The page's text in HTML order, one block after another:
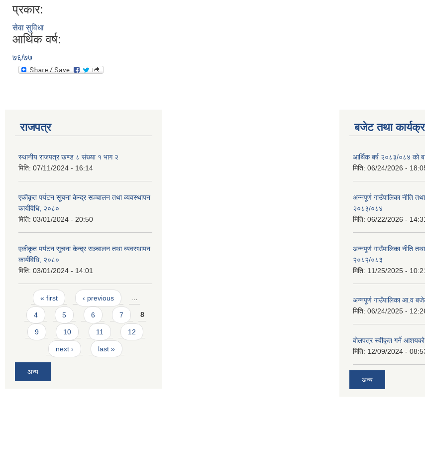
प्रकार:
सेवा सुविधा
आर्थिक वर्ष:
७६/७७
राजपत्र
स्थानीय राजपत्र खण्ड ८ संख्या १ भाग २
मिति: 07/11/2024 - 16:14
एकीकृत पर्यटन सूचना केन्द्र सञ्चालन तथा व्यवस्थापन
कार्यविधि, २०८०
मिति: 03/01/2024 - 20:50
एकीकृत पर्यटन सूचना केन्द्र सञ्चालन तथा व्यवस्थापन
कार्यविधि, २०८०
मिति: 03/01/2024 - 14:01
Pages
« first ‹ previous …
4 5 6 7 8
9 10 11 12
next › last »
अन्य
बजेट तथा
आर्थिक बर्ष २०८३/०८४ को
मिति: 06/24/2026 -
अन्नपूर्ण गाउँपालिका नीति
२०८३/०८४
मिति: 06/22/2026 -
अन्नपूर्ण गाउँपालिका नीति
२०८२/०८३
मिति: 11/25/2025 -
अन्नपूर्ण गाउँपालिका आ.व
मिति: 06/24/2025 -
वोलपत्र स्वीकृत गर्ने
मिति: 12/09/2024 -
अन्य